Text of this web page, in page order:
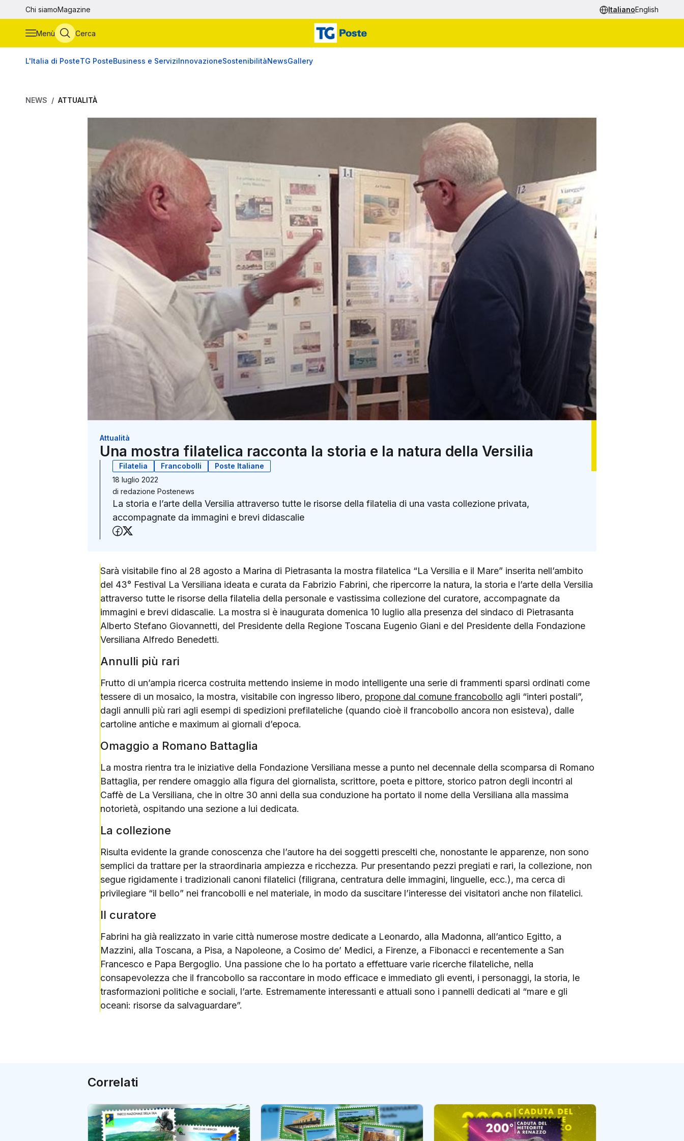
Vai al contenuto principale
Chi siamoMagazine ItalianoEnglish
Menù Cerca
L'Italia di PosteTG PosteBusiness e ServiziInnovazioneSostenibilitàNewsGallery
NEWS ATTUALITÀ
Attualità
Una mostra filatelica racconta la storia e la natura della Versilia
Filatelia Francobolli
Poste Italiane
18 luglio 2022
di redazione Postenews
La storia e l’arte della Versilia attraverso tutte le risorse della filatelia di una vasta collezione privata,
accompagnate da immagini e brevi didascalie
Condividi su Facebook
Sarà visitabile fino al 28 agosto a Marina di Pietrasanta la mostra filatelica “La Versilia e il Mare” inserita nell’ambito
del 43° Festival La Versiliana ideata e curata da Fabrizio Fabrini, che ripercorre la natura, la storia e l’arte della Versilia
attraverso tutte le risorse della filatelia della personale e vastissima collezione del curatore, accompagnate da
immagini e brevi didascalie. La mostra si è inaugurata domenica 10 luglio alla presenza del sindaco di Pietrasanta
Alberto Stefano Giovannetti, del Presidente della Regione Toscana Eugenio Giani e del Presidente della Fondazione
Versiliana Alfredo Benedetti.
Annulli più rari
Frutto di un’ampia ricerca costruita mettendo insieme in modo intelligente una serie di frammenti sparsi ordinati come
tessere di un mosaico, la mostra, visitabile con ingresso libero, propone dal comune francobollo agli “interi postali”,
dagli annulli più rari agli esempi di spedizioni prefilateliche (quando cioè il francobollo ancora non esisteva), dalle
cartoline antiche e maximum ai giornali d’epoca.
Omaggio a Romano Battaglia
La mostra rientra tra le iniziative della Fondazione Versiliana messe a punto nel decennale della scomparsa di Romano
Battaglia, per rendere omaggio alla figura del giornalista, scrittore, poeta e pittore, storico patron degli incontri al
Caffè de La Versiliana, che in oltre 30 anni della sua conduzione ha portato il nome della Versiliana alla massima
notorietà, ospitando una sezione a lui dedicata.
La collezione
Risulta evidente la grande conoscenza che l’autore ha dei soggetti prescelti che, nonostante le apparenze, non sono
semplici da trattare per la straordinaria ampiezza e ricchezza. Pur presentando pezzi pregiati e rari, la collezione, non
segue rigidamente i tradizionali canoni filatelici (filigrana, centratura delle immagini, linguelle, ecc.), ma cerca di
privilegiare “il bello” nei francobolli e nel materiale, in modo da suscitare l’interesse dei visitatori anche non filatelici.
Il curatore
Fabrini ha già realizzato in varie città numerose mostre dedicate a Leonardo, alla Madonna, all’antico Egitto, a
Mazzini, alla Toscana, a Pisa, a Napoleone, a Cosimo de’ Medici, a Firenze, a Fibonacci e recentemente a San
Francesco e Papa Bergoglio. Una passione che lo ha portato a effettuare varie ricerche filateliche, nella
consapevolezza che il francobollo sa raccontare in modo efficace e immediato gli eventi, i personaggi, la storia, le
trasformazioni politiche e sociali, l’arte. Estremamente interessanti e attuali sono i pannelli dedicati al “mare e gli
oceani: risorse da salvaguardare”.
Correlati